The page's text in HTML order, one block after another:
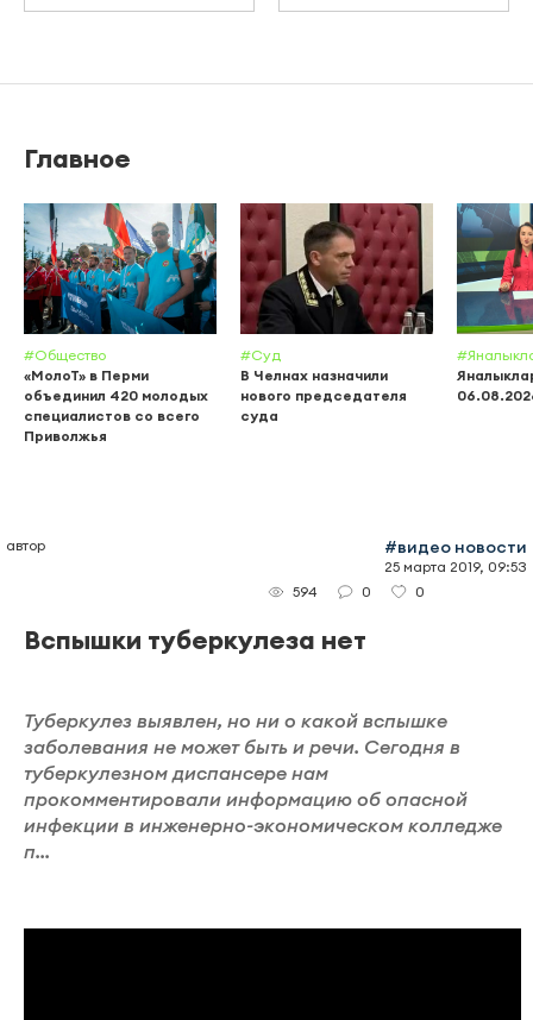
Главное
#Общество
«МолоТ» в Перми
объединил 420 молодых
специалистов со всего
Приволжья
#Суд
В Челнах назначили
нового председателя
суда
автор #видео новости
25 марта 2019, 09:53
594
0 0
Вспышки туберкулеза нет
Туберкулез выявлен, но ни о какой вспышке
заболевания не может быть и речи. Сегодня в
туберкулезном диспансере нам
прокомментировали информацию об опасной
инфекции в инженерно-экономическом колледже
п...